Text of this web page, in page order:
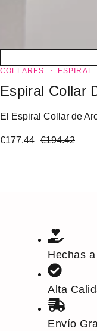
COLLARES ESPIRAL
Espiral Collar
El Espiral Collar de
€194.42
€177.44
Hechas
Alta
Envío